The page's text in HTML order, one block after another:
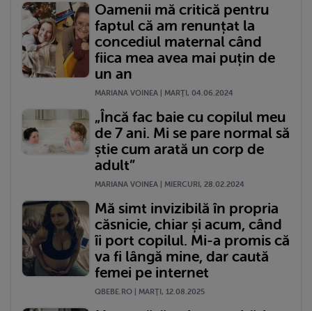
Oamenii mă critică pentru
faptul că am renunțat la
concediul maternal când
fiica mea avea mai puțin de
un an
MARIANA VOINEA | MARŢI, 04.06.2024
„Încă fac baie cu copilul meu
de 7 ani. Mi se pare normal să
știe cum arată un corp de
adult”
MARIANA VOINEA | MIERCURI, 28.02.2024
Mă simt invizibilă în propria
căsnicie, chiar și acum, când
îi port copilul. Mi-a promis că
va fi lângă mine, dar caută
femei pe internet
QBEBE.RO | MARŢI, 12.08.2025